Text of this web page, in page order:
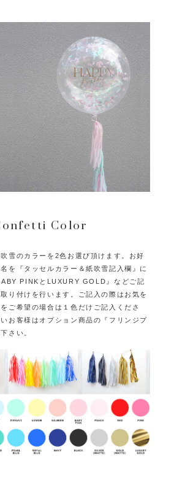
Color
雪のカラーを2色お選び頂けます。 お好
を『タッセルカラー＆紙吹雪記入欄』に
PINKとLUXURY GOLD』など ご記
り付けを行います。ご記入の際はお気を
ご希望の場合は１色だけご記入くださ
お客様はオプション商品の『フリンジプ
さい。